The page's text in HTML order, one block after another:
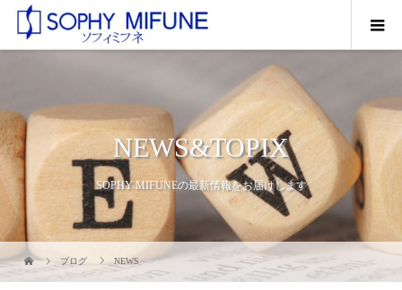
NEWS&TOPIX
SOPHY MIFUNEの最新情報をお届けします
ブログ NEWS